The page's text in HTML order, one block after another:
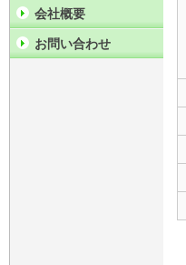
会社概要
お問い合わせ